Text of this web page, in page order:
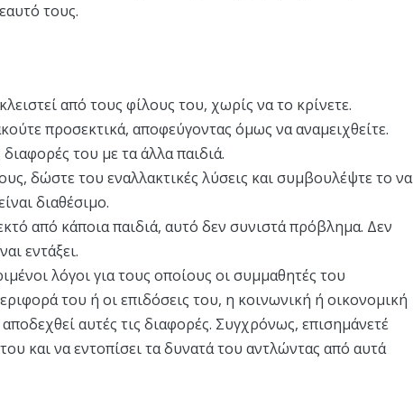
τους.
από τους φίλους του, χωρίς να το κρίνετε.
προσεκτικά, αποφεύγοντας όμως να αναμειχθείτε.
του με τα άλλα παιδιά.
δώστε του εναλλακτικές λύσεις και συμβουλέψτε το να
διαθέσιμο.
από κάποια παιδιά, αυτό δεν συνιστά πρόβλημα. Δεν
εντάξει.
λόγοι για τους οποίους οι συμμαθητές του
του ή οι επιδόσεις του, η κοινωνική ή οικονομική
αυτές τις διαφορές. Συγχρόνως, επισημάνετέ
και να εντοπίσει τα δυνατά του αντλώντας από αυτά